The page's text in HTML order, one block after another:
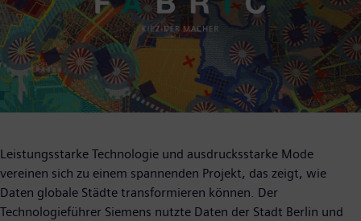
Leistungsstarke Technologie und ausdrucksstarke Mode
vereinen sich zu einem spannenden Projekt, das zeigt, wie
Daten globale Städte transformieren können. Der
Technologieführer Siemens nutzte Daten der Stadt Berlin und